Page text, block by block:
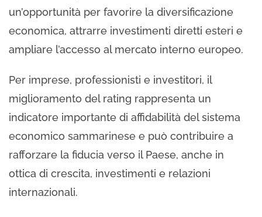
un’opportunità per favorire la diversificazione
economica, attrarre investimenti diretti esteri e
ampliare l’accesso al mercato interno europeo.
Per imprese, professionisti e investitori, il
miglioramento del rating rappresenta un
indicatore importante di affidabilità del sistema
economico sammarinese e può contribuire a
rafforzare la fiducia verso il Paese, anche in
ottica di crescita, investimenti e relazioni
internazionali.